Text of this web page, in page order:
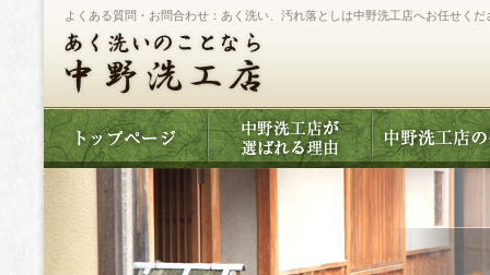
よくある質問・お問合わせ：あく洗い、汚れ落としは中野洗工店へお任せくだ